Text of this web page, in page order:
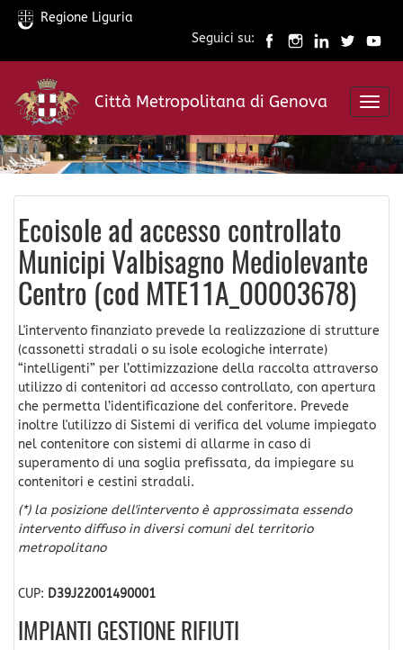
Salta
contenuto
principale
Regione Liguria
Seguici su:
Città Metropolitana di Genova
Ecoisole ad accesso controllato
Municipi Valbisagno Mediolevante
Centro (cod MTE11A_00003678)
L'intervento finanziato prevede la realizzazione di strutture
(cassonetti stradali o su isole ecologiche interrate)
“intelligenti” per l’ottimizzazione della raccolta attraverso
utilizzo di contenitori ad accesso controllato, con apertura
che permetta l’identificazione del conferitore. Prevede
inoltre l'utilizzo di Sistemi di verifica del volume impiegato
nel contenitore con sistemi di allarme in caso di
superamento di una soglia prefissata, da impiegare su
contenitori e cestini stradali.
(*) la posizione dell'intervento è approssimata essendo
intervento diffuso in diversi comuni del territorio
metropolitano
CUP: D39J22001490001
IMPIANTI GESTIONE RIFIUTI